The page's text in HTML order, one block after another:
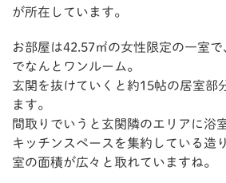
が所在しています。
お部屋は42.57㎡の女性限定の一室
でなんとワンルーム。
玄関を抜けていくと約15帖の居室部
ます。
間取りでいうと玄関隣のエリアに浴
キッチンスペースを集約している造
室の面積が広々と取れていますね。